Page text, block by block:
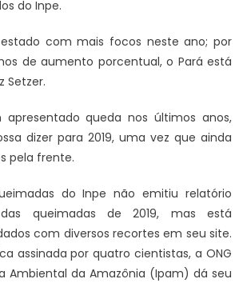
do Inpe.
com mais focos neste ano; por
de aumento porcentual, o Pará está
Setzer.
queda nos últimos anos,
dizer para 2019, uma vez que ainda
pela frente.
do Inpe não emitiu relatório
queimadas de 2019, mas está
com diversos recortes em seu site.
assinada por quatro cientistas, a ONG
Ambiental da Amazônia (Ipam) dá seu